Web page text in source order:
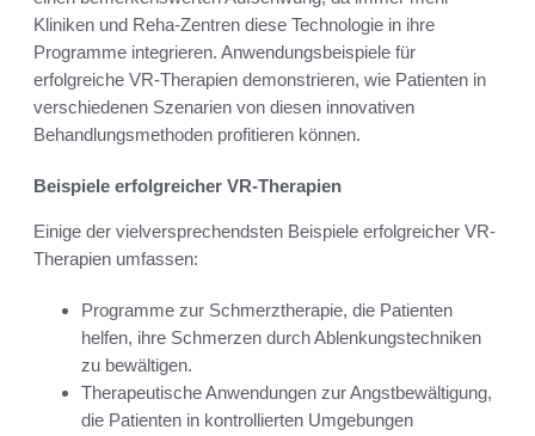
Kliniken und Reha-Zentren diese Technologie in ihre
Programme integrieren. Anwendungsbeispiele für
erfolgreiche VR-Therapien demonstrieren, wie Patienten in
verschiedenen Szenarien von diesen innovativen
Behandlungsmethoden profitieren können.
Beispiele erfolgreicher VR-Therapien
Einige der vielversprechendsten Beispiele erfolgreicher VR-
Therapien umfassen:
Programme zur Schmerztherapie, die Patienten
helfen, ihre Schmerzen durch Ablenkungstechniken
zu bewältigen.
Therapeutische Anwendungen zur Angstbewältigung,
die Patienten in kontrollierten Umgebungen